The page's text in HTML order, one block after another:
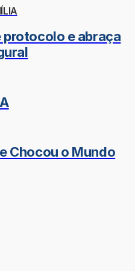
protocolo e abraça
Chocou o Mundo